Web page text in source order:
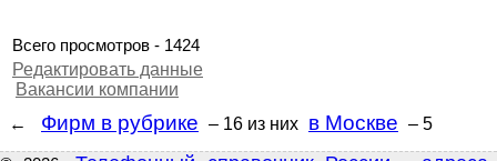
Всего просмотров - 1424
Редактировать данные
Вакансии компании
←
Фирм в рубрике – 16 из них в Москве – 5